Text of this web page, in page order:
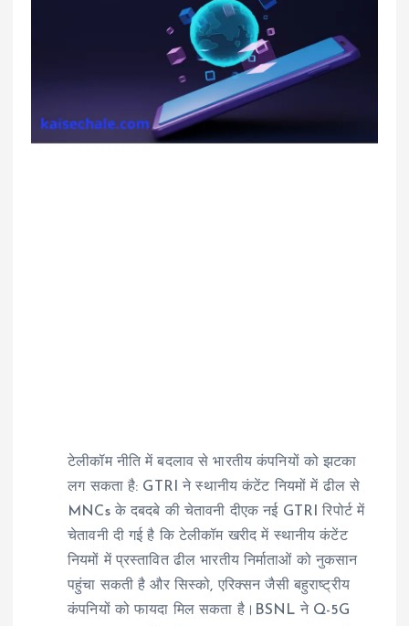
टेलीकॉम नीति में बदलाव से भारतीय कंपनियों को झटका
लग सकता है: GTRI ने स्थानीय कंटेंट नियमों में ढील से
MNCs के दबदबे की चेतावनी दीएक नई GTRI रिपोर्ट में
चेतावनी दी गई है कि टेलीकॉम खरीद में स्थानीय कंटेंट
नियमों में प्रस्तावित ढील भारतीय निर्माताओं को नुकसान
पहुंचा सकती है और सिस्को, एरिक्सन जैसी बहुराष्ट्रीय
कंपनियों को फायदा मिल सकता है।BSNL ने Q-5G